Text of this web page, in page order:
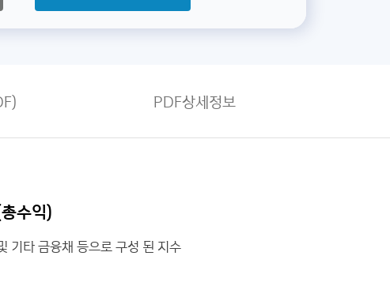
PDF상세정보
수익)
기타 금융채 등으로 구성 된 지수